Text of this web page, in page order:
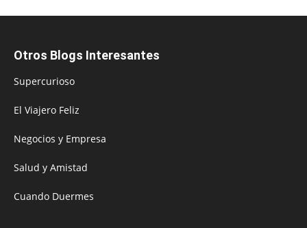
Otros Blogs Interesantes
Supercurioso
El Viajero Feliz
Negocios y Empresa
Salud y Amistad
Cuando Duermes